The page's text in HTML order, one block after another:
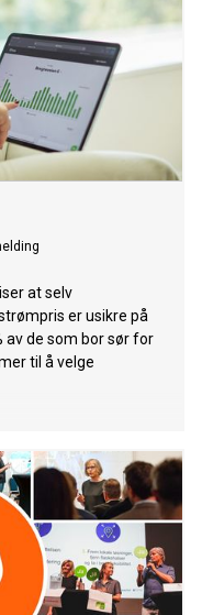
at selv
er usikre på
av de som bor sør for
til å velge